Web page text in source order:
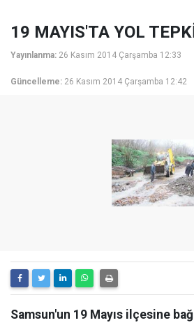
19 MAYIS'TA YOL
Yayınlanma: 26 Kasım 2014 Çarşamba 12:33
Güncelleme: 26 Kasım 2014 Çarşamba 12:42
Samsun'un 19 Mayıs ilçesine